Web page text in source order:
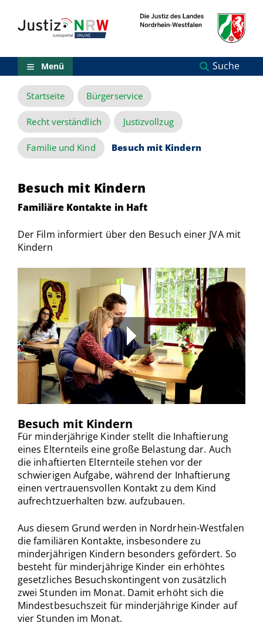
Inhalt
(Sprungmarken)
Menü
Zur
Suche
Zur
NRW-
Entscheidungssuche
Zur
Hauptnavigation
Zum
Zu
ausgewählten
Links
einzelnen
Seiten
Menü Suche
Startseite Bürgerservice
Recht verständlich Justizvollzug
Familie und Kind Besuch mit Kindern
Besuch mit Kindern
Familiäre Kontakte in Haft
Der Film informiert über den Besuch einer JVA mit
Kindern
00:00 / 00:00
Besuch mit Kindern
Für minderjährige Kinder stellt die Inhaftierung
eines Elternteils eine große Belastung dar. Auch
die inhaftierten Elternteile stehen vor der
schwierigen Aufgabe, während der Inhaftierung
einen vertrauensvollen Kontakt zu dem Kind
aufrechtzuerhalten bzw. aufzubauen.
Aus diesem Grund werden in Nordrhein-Westfalen
die familiären Kontakte, insbesondere zu
minderjährigen Kindern besonders gefördert. So
besteht für minderjährige Kinder ein erhöhtes
gesetzliches Besuchskontingent von zusätzlich
zwei Stunden im Monat. Damit erhöht sich die
Mindestbesuchszeit für minderjährige Kinder auf
vier Stunden im Monat.